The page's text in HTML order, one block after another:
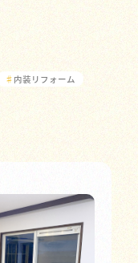
♯ 内装リフォーム